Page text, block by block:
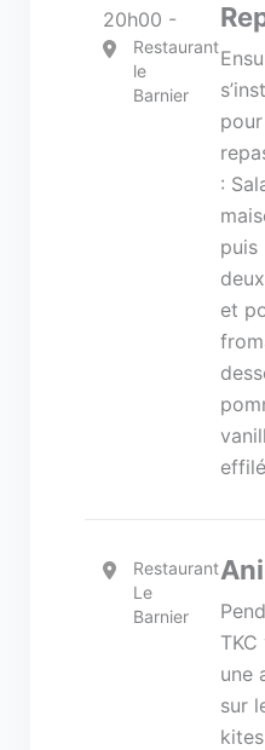
20h00 -
Restaurant
le
Barnier
:
puis
et
Restaurant
Le
Barnier
une
sur